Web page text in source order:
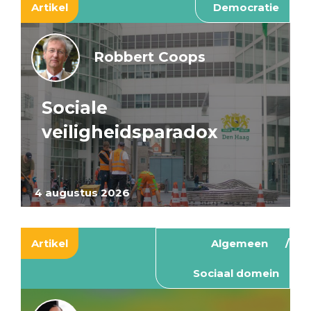
Artikel Democratie
4 augustus 2026
Robbert Coops
Sociale
veiligheidsparadox
Artikel Algemeen
Sociaal domein